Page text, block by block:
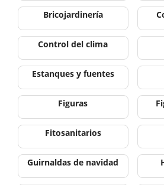
Bricojardinería
Control del clima
Estanques y fuentes
Figuras
Fitosanitarios
Guirnaldas de navidad